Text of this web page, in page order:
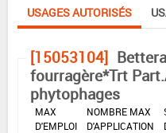
USAGES AUTORISÉS
[15053104]
fourragère*Trt
phytophages
DOSE
MAX
D'EMPLOI
NOMBRE MAX
D'APPLICATION